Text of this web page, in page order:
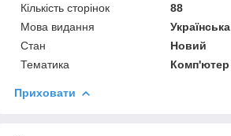
Кількість сторінок
88
Мова видання
Українська
Стан
Новий
Тематика
Комп'ютер
Приховати